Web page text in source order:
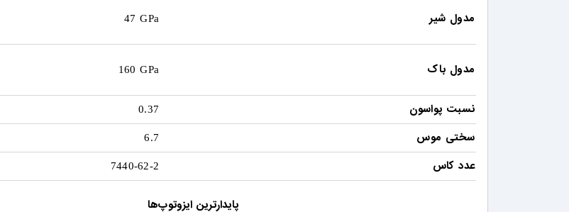
مدول شیر 47 GPa
مدول باک 160 GPa
نسبت پواسون 0.37
سختی موس 6.7
عدد کاس 7440-62-2
پایدارترین ایزوتوپ‌ها